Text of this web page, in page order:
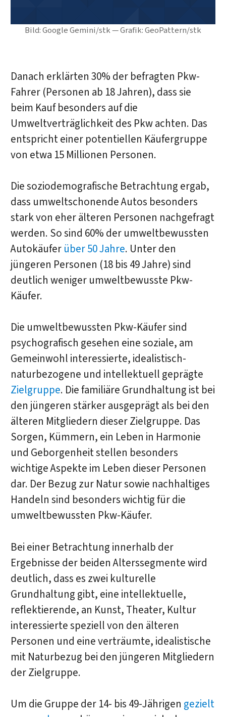
Bild: Google Gemini/stk — Grafik: GeoPattern/stk
Danach erklärten 30% der befragten Pkw-
Fahrer (Personen ab 18 Jahren), dass sie
beim Kauf besonders auf die
Umweltverträglichkeit des Pkw achten. Das
entspricht einer potentiellen Käufergruppe
von etwa 15 Millionen Personen.
Die soziodemografische Betrachtung ergab,
dass umweltschonende Autos besonders
stark von eher älteren Personen nachgefragt
werden. So sind 60% der umweltbewussten
Autokäufer über 50 Jahre. Unter den
jüngeren Personen (18 bis 49 Jahre) sind
deutlich weniger umweltbewusste Pkw-
Käufer.
Die umweltbewussten Pkw-Käufer sind
psychografisch gesehen eine soziale, am
Gemeinwohl interessierte, idealistisch-
naturbezogene und intellektuell geprägte
Zielgruppe. Die familiäre Grundhaltung ist bei
den jüngeren stärker ausgeprägt als bei den
älteren Mitgliedern dieser Zielgruppe. Das
Sorgen, Kümmern, ein Leben in Harmonie
und Geborgenheit stellen besonders
wichtige Aspekte im Leben dieser Personen
dar. Der Bezug zur Natur sowie nachhaltiges
Handeln sind besonders wichtig für die
umweltbewussten Pkw-Käufer.
Bei einer Betrachtung innerhalb der
Ergebnisse der beiden Alterssegmente wird
deutlich, dass es zwei kulturelle
Grundhaltung gibt, eine intellektuelle,
reflektierende, an Kunst, Theater, Kultur
interessierte speziell von den älteren
Personen und eine verträumte, idealistische
mit Naturbezug bei den jüngeren Mitgliedern
der Zielgruppe.
Um die Gruppe der 14- bis 49-Jährigen gezielt